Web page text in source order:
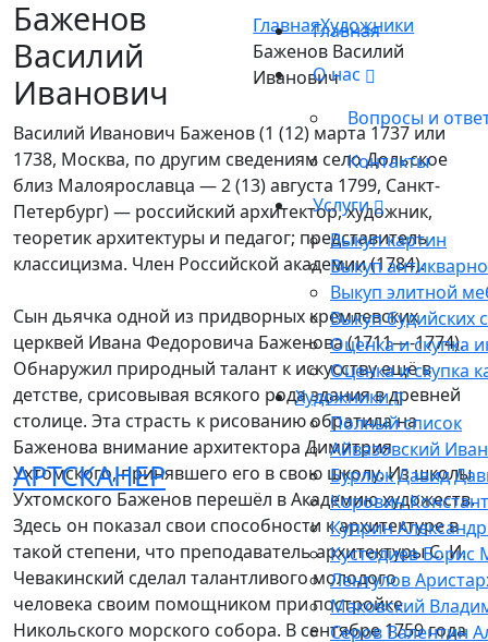
АРТСКАНЕР
Главная
О нас
Вопросы и
Контакты
Услуги
Выкуп картин
Выкуп
Выкуп элитной
Выкуп будийских
Оценка и скупка
Оценка и скупка
Художники
Полный список
Айвазовский
Бурлюк Давид
Коровин
Куприн
Кустодиев Борис
Лентулов
Маковский
Серов Валентин
Баженов
Василий
Иванович
ГлавнаяХудожники
Баженов Василий
Иванович
Василий Иванович Баженов (1 (12) марта 1737 или
1738, Москва, по другим сведениям село Дольское
близ Малоярославца — 2 (13) августа 1799, Санкт-
Петербург) — российский архитектор, художник,
теоретик архитектуры и педагог; представитель
классицизма. Член Российской академии (1784).
Сын дьячка одной из придворных кремлевских
церквей Ивана Федоровича Баженова (1711—-1774).
Обнаружил природный талант к искусству ещё в
детстве, срисовывая всякого рода здания в древней
столице. Эта страсть к рисованию обратила на
Баженова внимание архитектора Димитрия
Ухтомского, принявшего его в свою школу. Из школы
Ухтомского Баженов перешёл в Академию художеств.
Здесь он показал свои способности к архитектуре в
такой степени, что преподаватель архитектуры С. И.
Чевакинский сделал талантливого молодого
человека своим помощником при постройке
Никольского морского собора. В сентябре 1759 года